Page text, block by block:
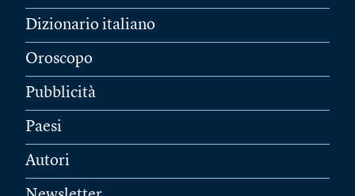
Dizionario italiano
Oroscopo
Pubblicità
Paesi
Autori